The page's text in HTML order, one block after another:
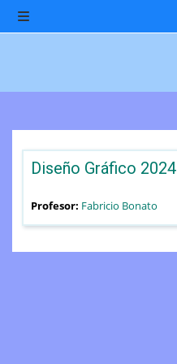
Salta al contenido principal
Panel lateral
Diseño Gráfico 2024
Profesor: Fabricio Bonato